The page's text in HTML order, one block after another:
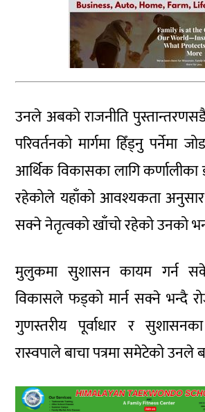
उनले अबको राजनीति
परिवर्तनको मार्गमा हिँड्नु पर्नेमा
आर्थिक विकासका लागि कर्णालीका
रहेकोले यहाँको आवश्यकता अनुसार
सक्ने नेतृत्वको खाँचो रहेको उनको
मुलुकमा सुशासन कायम गर्न
विकासले फड्को मार्न सक्ने भन्दै
गुणस्तरीय पूर्वाधार र
रास्वपाले बाचा पत्रमा समेटेको उनले